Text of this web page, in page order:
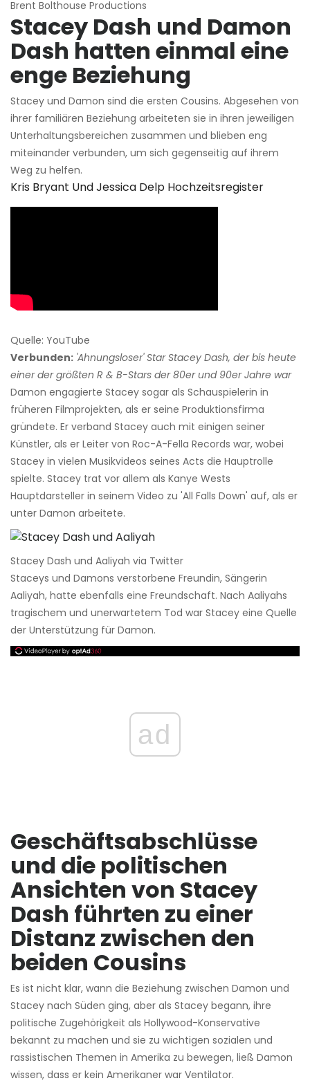
Brent Bolthouse Productions
Stacey Dash und Damon
Dash hatten einmal eine
enge Beziehung
Stacey und Damon sind die ersten Cousins. Abgesehen von
ihrer familiären Beziehung arbeiteten sie in ihren jeweiligen
Unterhaltungsbereichen zusammen und blieben eng
miteinander verbunden, um sich gegenseitig auf ihrem
Weg zu helfen.
Kris Bryant Und Jessica Delp Hochzeitsregister
Quelle: YouTube
Verbunden: 'Ahnungsloser' Star Stacey Dash, der bis heute
einer der größten R & B-Stars der 80er und 90er Jahre war
Damon engagierte Stacey sogar als Schauspielerin in
früheren Filmprojekten, als er seine Produktionsfirma
gründete. Er verband Stacey auch mit einigen seiner
Künstler, als er Leiter von Roc-A-Fella Records war, wobei
Stacey in vielen Musikvideos seines Acts die Hauptrolle
spielte. Stacey trat vor allem als Kanye Wests
Hauptdarsteller in seinem Video zu 'All Falls Down' auf, als er
unter Damon arbeitete.
Stacey Dash und Aaliyah via Twitter
Staceys und Damons verstorbene Freundin, Sängerin
Aaliyah, hatte ebenfalls eine Freundschaft. Nach Aaliyahs
tragischem und unerwartetem Tod war Stacey eine Quelle
der Unterstützung für Damon.
ad
Geschäftsabschlüsse
und die politischen
Ansichten von Stacey
Dash führten zu einer
Distanz zwischen den
beiden Cousins
Es ist nicht klar, wann die Beziehung zwischen Damon und
Stacey nach Süden ging, aber als Stacey begann, ihre
politische Zugehörigkeit als Hollywood-Konservative
bekannt zu machen und sie zu wichtigen sozialen und
rassistischen Themen in Amerika zu bewegen, ließ Damon
wissen, dass er kein Amerikaner war Ventilator.